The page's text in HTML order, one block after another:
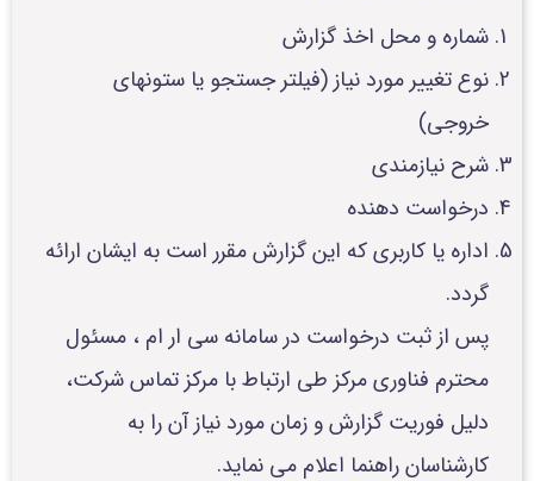
شماره و محل اخذ گزارش
نوع تغییر مورد نیاز (فیلتر جستجو یا ستونهای
خروجی)
شرح نیازمندی
درخواست دهنده
اداره یا کاربری که این گزارش مقرر است به ایشان ارائه
گردد.
پس از ثبت درخواست در سامانه سی ار ام ، مسئول
محترم فناوری مرکز طی ارتباط با مرکز تماس شرکت،
دلیل فوریت گزارش و زمان مورد نیاز آن را به
کارشناسان راهنما اعلام می نماید.